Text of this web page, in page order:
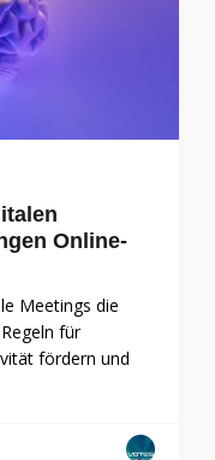
Online-
Meetings die
für
fördern und